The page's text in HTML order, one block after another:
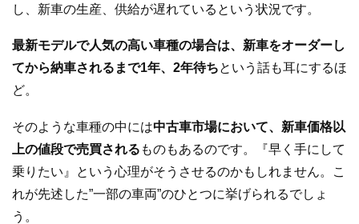
し、新車の生産、供給が遅れているという状況です。
最新モデルで人気の高い車種の場合は、新車をオーダーし
てから納車されるまで1年、2年待ちという話も耳にするほ
ど。
そのような車種の中には中古車市場において、新車価格以
上の値段で売買される ものもあるのです。『早く手にして
乗りたい』という心理がそうさせるのかもしれません。こ
れが先述した”一部の車両”のひとつに挙げられるでしょ
う。